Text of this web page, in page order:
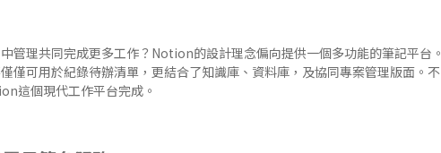
管理共同完成更多工作？Notion的設計理念偏向提供一個多功能的筆記平台。
僅可用於紀錄待辦清單，更結合了知識庫、資料庫，及協同專案管理版面。不
這個現代工作平台完成。